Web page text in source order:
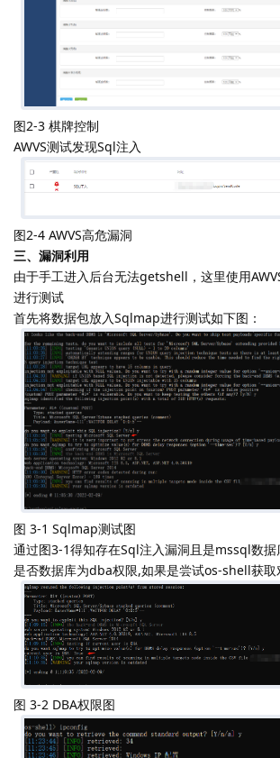
图2-3 棋牌控制
AWVS测试发现Sql注入
图2-4 AWVS高危漏洞
三、漏洞利用
由于手工进入后台无法getshell，这里使用
进行测试
首先将数据包放入Sqlmap进行测试如下图：
图 3-1 Sqlmap测试图
通过图3-1得知存在Sql注入漏洞且是mssql数
是否数据库为dba权限,如果是尝试os-shell获取
图 3-2 DBA权限图